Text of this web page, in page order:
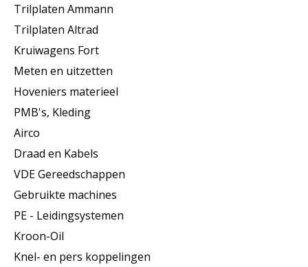
Trilplaten Ammann
Trilplaten Altrad
Kruiwagens Fort
Meten en uitzetten
Hoveniers materieel
PMB's, Kleding
Airco
Draad en Kabels
VDE Gereedschappen
Gebruikte machines
PE - Leidingsystemen
Kroon-Oil
Knel- en pers koppelingen